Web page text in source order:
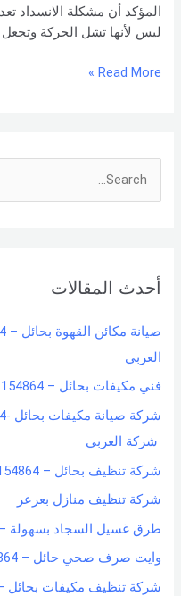
المؤكد أن مشكلة الانسداد
ليس لأنها تشل الحركة
Read More »
c
f
o
r
:
أحدث المقالات
العربي
فني مكيفات بحائل – 0551154864 اتصل بنا – شركة العربي
شركة العربي
شركة تنظيف بحائل – 0551154864 اتصل بنا – شركة العربي
شركة تنظيف منازل بعرعر
طرق غسيل السجاد بسهولة – 0551154864- شركة
وايت صرف صحي حائل – 0551154864 اتصل بنا – شركة العربي